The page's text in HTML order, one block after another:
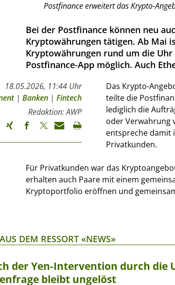
Postfinance erweitert das Krypto-
Bei der Postfinance können neu
Kryptowährungen tätigen. Ab Mai
Kryptowährungen rund um die
Postfinance-App möglich. Auch
18.05.2026, 11:44 Uhr
| Banken | Fintech
Redaktion: AWP
Das Krypto-
teilte die
lediglich die
oder Verwahrung
entspreche damit
Privatkunden.
Für Privatkunden war das
erhalten auch Paare mit einem
Kryptoportfolio eröffnen und
DEM RESSORT «NEWS»
der Yen-Intervention durch die
bleibt ungelöst